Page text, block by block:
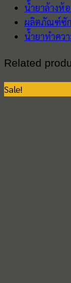
น้ำยาล้างห้
ผลิตภัณฑ์ซั
น้ำยาทำคว
Related
Sale!